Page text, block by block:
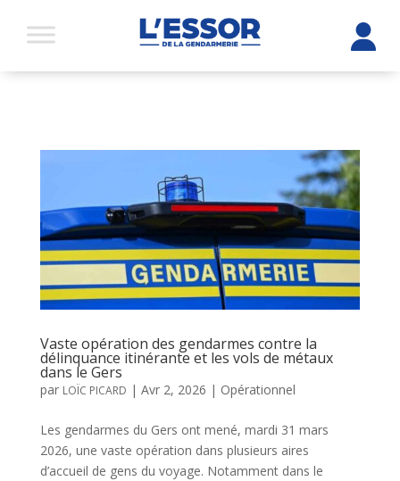
Vaste opération des gendarmes contre la
délinquance itinérante et les vols de métaux
dans le Gers
par LOÏC PICARD | Avr 2, 2026 | Opérationnel
Les gendarmes du Gers ont mené, mardi 31 mars
2026, une vaste opération dans plusieurs aires
d’accueil de gens du voyage. Notamment dans le